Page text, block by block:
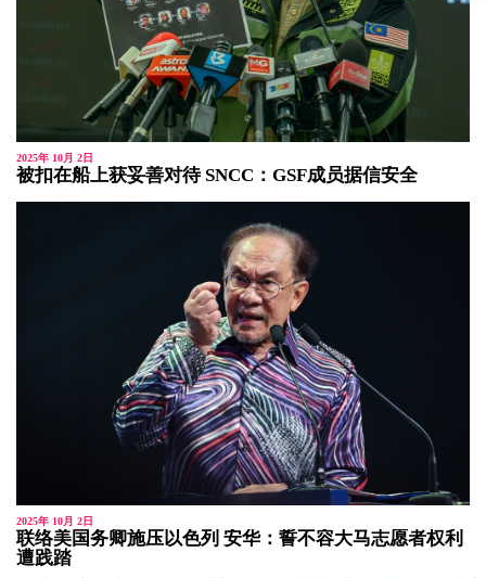
2025年 10月 2日
被扣在船上获妥善对待 SNCC：GSF成员据信安全
2025年 10月 2日
联络美国务卿施压以色列 安华：誓不容大马志愿者权利
遭践踏